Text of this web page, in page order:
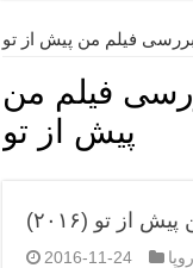
بررسی فیلم من پیش از تو
فیلم من
پیش از تو
از تو (۲۰۱۶)
2016-11-24